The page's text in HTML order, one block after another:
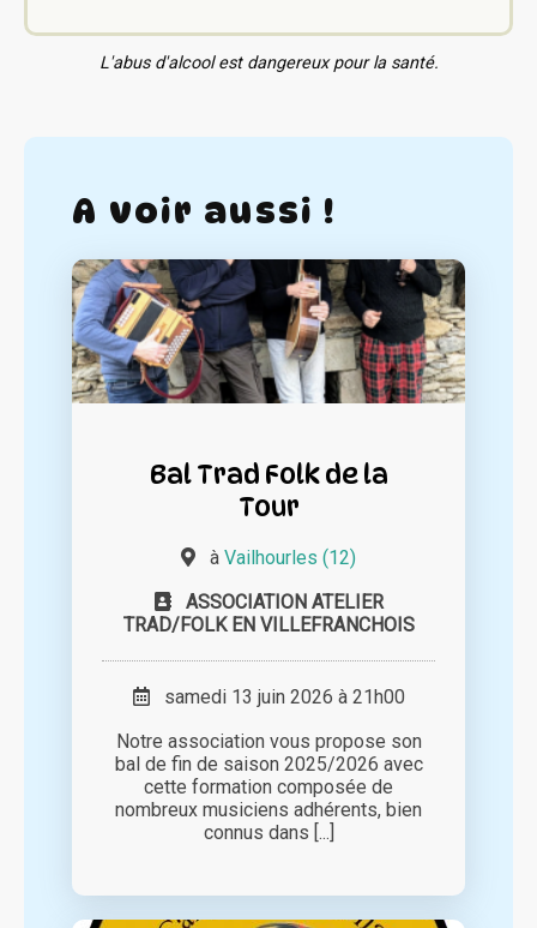
L'abus d'alcool est dangereux pour la santé.
A voir aussi !
Bal Trad Folk de la
Tour
à Vailhourles (12)
ASSOCIATION ATELIER
TRAD/FOLK EN VILLEFRANCHOIS
samedi 13 juin 2026 à 21h00
Notre association vous propose son
bal de fin de saison 2025/2026 avec
cette formation composée de
nombreux musiciens adhérents, bien
connus dans [...]